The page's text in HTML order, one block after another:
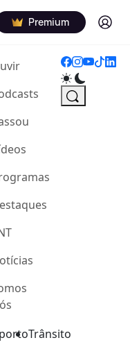
Premium Log in
(current)
Trânsito